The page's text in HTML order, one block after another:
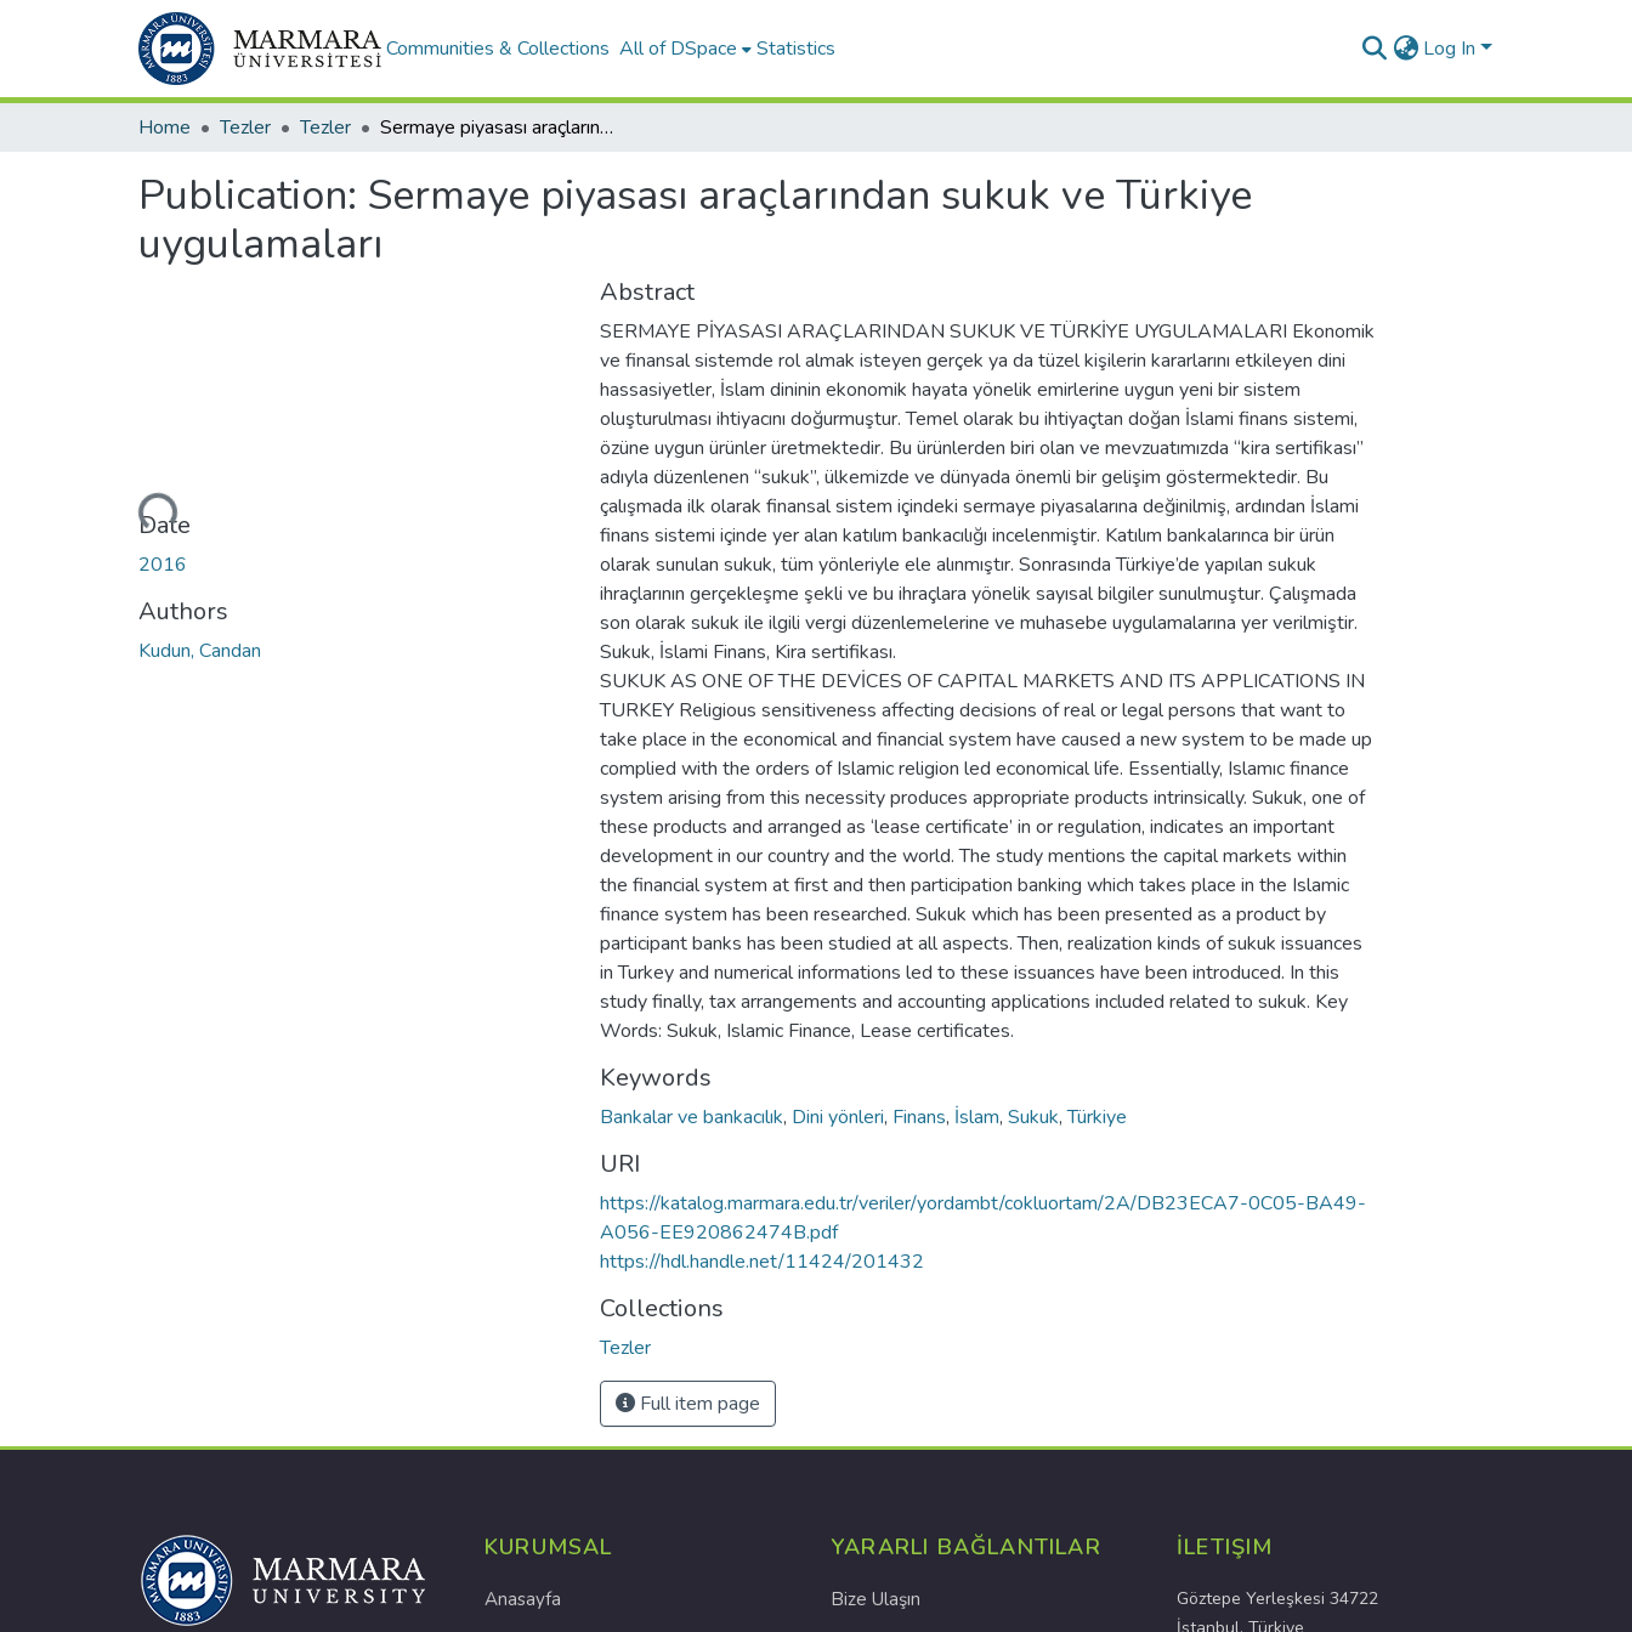
Communities & Collections All of DSpace Statistics Log In
Home Tezler Tezler Sermaye piyasası araçlarından sukuk ve Türkiye uygulamaları
Publication: Sermaye piyasası araçlarından sukuk ve Türkiye
uygulamaları
Loading...
Date
2016
Authors
Kudun, Candan
Abstract
SERMAYE PİYASASI ARAÇLARINDAN SUKUK VE TÜRKİYE UYGULAMALARI Ekonomik
ve finansal sistemde rol almak isteyen gerçek ya da tüzel kişilerin kararlarını etkileyen dini
hassasiyetler, İslam dininin ekonomik hayata yönelik emirlerine uygun yeni bir sistem
oluşturulması ihtiyacını doğurmuştur. Temel olarak bu ihtiyaçtan doğan İslami finans sistemi,
özüne uygun ürünler üretmektedir. Bu ürünlerden biri olan ve mevzuatımızda “kira sertifikası”
adıyla düzenlenen “sukuk”, ülkemizde ve dünyada önemli bir gelişim göstermektedir. Bu
çalışmada ilk olarak finansal sistem içindeki sermaye piyasalarına değinilmiş, ardından İslami
finans sistemi içinde yer alan katılım bankacılığı incelenmiştir. Katılım bankalarınca bir ürün
olarak sunulan sukuk, tüm yönleriyle ele alınmıştır. Sonrasında Türkiye’de yapılan sukuk
ihraçlarının gerçekleşme şekli ve bu ihraçlara yönelik sayısal bilgiler sunulmuştur. Çalışmada
son olarak sukuk ile ilgili vergi düzenlemelerine ve muhasebe uygulamalarına yer verilmiştir.
Sukuk, İslami Finans, Kira sertifikası.
SUKUK AS ONE OF THE DEVİCES OF CAPITAL MARKETS AND ITS APPLICATIONS IN
TURKEY Religious sensitiveness affecting decisions of real or legal persons that want to
take place in the economical and financial system have caused a new system to be made up
complied with the orders of Islamic religion led economical life. Essentially, Islamıc finance
system arising from this necessity produces appropriate products intrinsically. Sukuk, one of
these products and arranged as ‘lease certificate’ in or regulation, indicates an important
development in our country and the world. The study mentions the capital markets within
the financial system at first and then participation banking which takes place in the Islamic
finance system has been researched. Sukuk which has been presented as a product by
participant banks has been studied at all aspects. Then, realization kinds of sukuk issuances
in Turkey and numerical informations led to these issuances have been introduced. In this
study finally, tax arrangements and accounting applications included related to sukuk. Key
Words: Sukuk, Islamic Finance, Lease certificates.
Keywords
Bankalar ve bankacılık, Dini yönleri, Finans, İslam, Sukuk,Türkiye
URI
https://katalog.marmara.edu.tr/veriler/yordambt/cokluortam/2A/DB23ECA7-0C05-BA49-
A056-EE920862474B.pdf
https://hdl.handle.net/11424/201432
Collections
Tezler
Full item page
KURUMSAL
Anasayfa
YARARLI BAĞLANTILAR
Bize Ulaşın
İLETIŞIM
Göztepe Yerleşkesi 34722